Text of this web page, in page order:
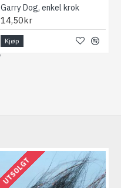
Garry Dog, enkel krok
14,50kr
Kjøp
UTSOLGT